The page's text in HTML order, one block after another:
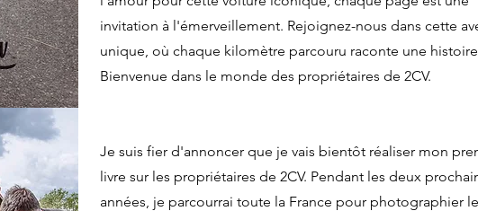
invitation à l'émerveillement. Rejoignez-nous dans cette
unique, où chaque kilomètre parcouru raconte une
Bienvenue dans le monde des propriétaires de 2CV.
Je suis fier d'annoncer que je vais bientôt réaliser mon
livre sur les propriétaires de 2CV. Pendant les deux
années, je parcourrai toute la France pour photographier